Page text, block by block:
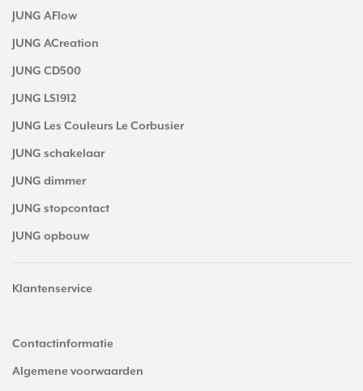
JUNG AFlow
JUNG ACreation
JUNG CD500
JUNG LS1912
JUNG Les Couleurs Le Corbusier
JUNG schakelaar
JUNG dimmer
JUNG stopcontact
JUNG opbouw
Klantenservice
Contactinformatie
Algemene voorwaarden